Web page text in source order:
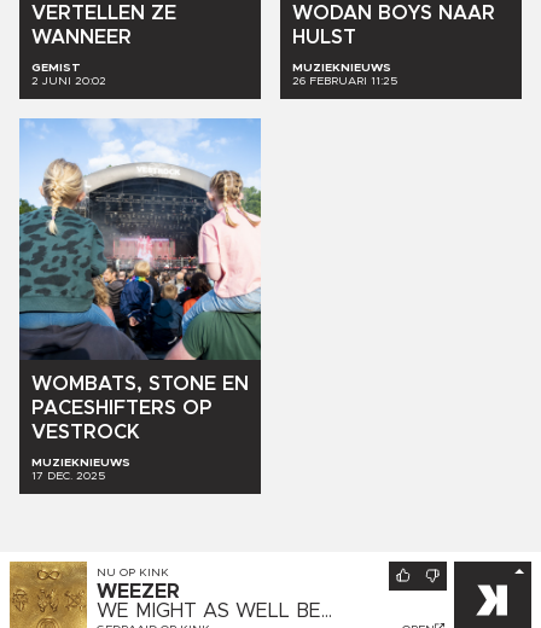
VERTELLEN ZE
WANNEER
GEMIST
2 JUNI 20:02
WODAN
BOYS NAAR
HULST
MUZIEKNIEUWS
26 FEBRUARI 11:25
WOMBATS, STONE EN
PACESHIFTERS OP
VESTROCK
MUZIEKNIEUWS
17 DEC. 2025
NU OP KINK
WEEZER
WE MIGHT AS WELL BE